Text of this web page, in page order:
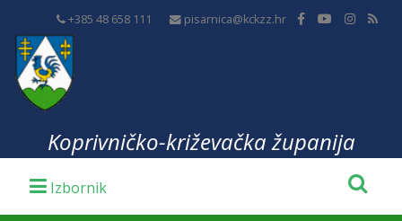
+385 48 658 111 pisarnica@kckzz.hr
Koprivničko-križevačka županija